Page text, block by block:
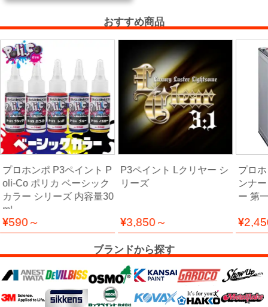
ー
経
路
コ
ン
パ
ウ
ン
ド・
バ
カ
ケ
ア
品
おすすめ商品
プロホンポ P3ペイント P
oli-Co ポリカ ベーシック
カラー シリーズ 内容量30
ml
590～
P3ペイント Lクリヤー シ
リーズ
3,850～
プロ
ンナ
ー 第
ブランドから探す